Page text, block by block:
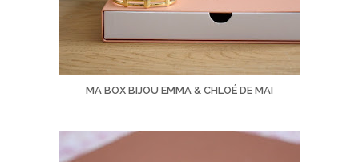
MA BOX BIJOU EMMA & CHLOÉ DE MAI